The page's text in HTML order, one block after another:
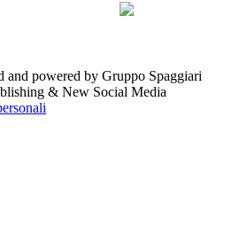
and powered by Gruppo Spaggiari
& New Social Media